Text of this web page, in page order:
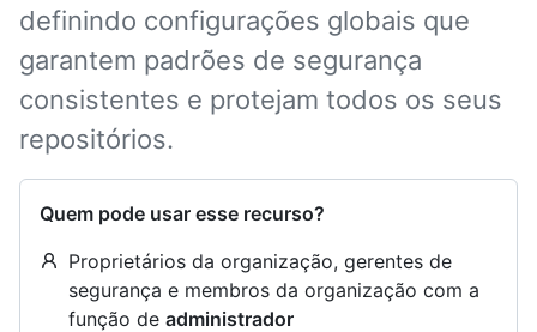
definindo configurações globais que
garantem padrões de segurança
consistentes e protejam todos os seus
repositórios.
Quem pode usar esse recurso?
Proprietários da organização, gerentes de
segurança e membros da organização com a
função de administrador